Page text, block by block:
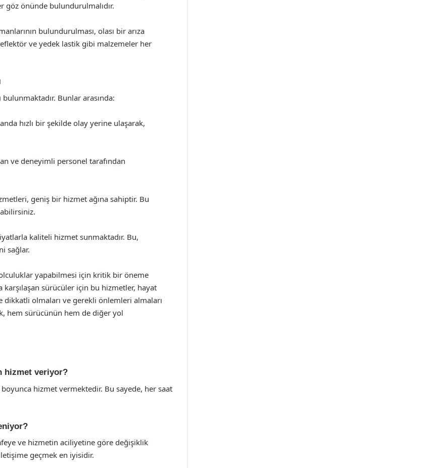
önünde bulundurulmalıdır.
bulundurulması, olası bir arıza
ve yedek lastik gibi malzemeler her
Bunlar arasında:
hızlı bir şekilde olay yerine ulaşarak,
ve deneyimli personel tarafından
geniş bir hizmet ağına sahiptir. Bu
kaliteli hizmet sunmaktadır. Bu,
sağlar.
yapabilmesi için kritik bir öneme
sürücüler için bu hizmetler, hayat
olmaları ve gerekli önlemleri almaları
hem sürücünün hem de diğer yol
hizmet veriyor?
hizmet vermektedir. Bu sayede, her saat
ve hizmetin aciliyetine göre değişiklik
geçmek en iyisidir.